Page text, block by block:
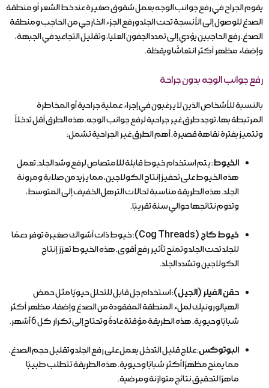
يقوم الجراح في رفع جوانب الوجه بعمل شقوق صغيرة عند خط الشعر أو منطقة
الصدغ للوصول إلى الأنسجة تحت الجلد ورفع الجزء الخارجي من الحاجب ومنطقة
الصدغ. رفع الحاجبين يؤدي إلى تمدد الجفون العليا، وتقليل التجاعيد في الجبهة،
وإضفاء مظهر أكثر انتعاشًا ويقظة.
رفع جوانب الوجه بدون جراحة
بالنسبة للأشخاص الذين لا يرغبون في إجراء عملية جراحية أو المخاطرة
المرتبطة بها، توجد طرق غير جراحية لرفع جوانب الوجه. هذه الطرق أقل تدخلاً
وتتميز بفترة نقاهة قصيرة. أهم الطرق غير الجراحية تشمل:
الخيوط: يتم استخدام خيوط قابلة للامتصاص لرفع وشد الجلد. تعمل
هذه الخيوط على تحفيز إنتاج الكولاجين، مما يزيد من صلابة ومرونة
الجلد. هذه الطريقة مناسبة لحالات الترهل الخفيف إلى المتوسط،
وتدوم نتائجها حوالي سنة تقريبًا.
خيوط كاج (Cog Threads)
: خيوط ذات أشواك صغيرة توفر دعمًا
للجلد تحت الجلد وتمنح تأثير رفع أقوى. هذه الخيوط تعزز إنتاج
الكولاجين وتشدد الجلد.
حقن الفيلر (الجيل): استخدام جل قابل للتحلل حيويًا مثل حمض
الهيالورونيك لملء المنطقة المفقودة من الصدغ وإضفاء مظهر أكثر
شبابًا وحيوية. هذه الطريقة مؤقتة عادةً وتحتاج إلى تكرار كل 6 أشهر.
البوتوكس: علاج قليل التدخل يعمل على رفع الجلد وتقليل حجم الصدغ،
مما يمنح مظهرًا أكثر شبابًا وحيوية. هذه الطريقة تتطلب طبيبًا
ماهرًا لتحقيق نتائج متوازنة ومرضية.